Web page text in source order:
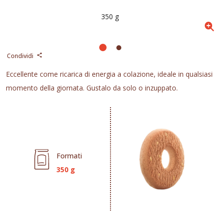
Condividi
Eccellente come ricarica di energia a colazione, ideale in qualsiasi
momento della giornata. Gustalo da solo o inzuppato.
Formati
350 g
350 g